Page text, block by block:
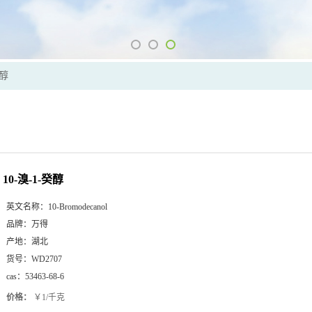
10-溴-1-癸醇
英文名称： 10-Bromodecanol
品牌： 万得
产地： 湖北
货号： WD2707
cas： 53463-68-6
价格： ￥1/千克